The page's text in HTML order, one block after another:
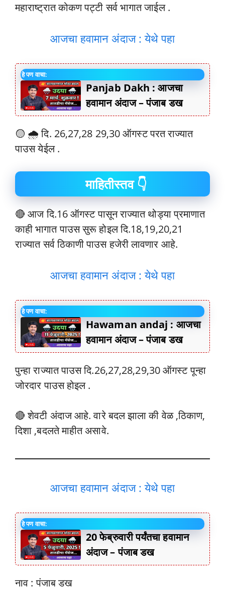
महाराष्ट्रात कोकण पट्टी सर्व भागात जाईल .
आजचा हवामान अंदाज : येथे पहा
हे पण वाचा:
Panjab Dakh : आजचा
हवामान अंदाज – पंजाब डख
🟡 🌧️ दि. 26,27,28 29,30 ऑगस्ट परत राज्यात
पाउस येईल .
माहितीस्तव 👇
🔴 आज दि.16 ऑगस्ट पासून राज्यात थोड्या प्रमाणात
काही भागात पाउस सुरू होइल दि.18,19,20,21
राज्यात सर्व ठिकाणी पाउस हजेरी लावणार आहे.
आजचा हवामान अंदाज : येथे पहा
हे पण वाचा:
Hawaman andaj : आजचा
हवामान अंदाज – पंजाब डख
पुन्हा राज्यात पाउस दि.26,27,28,29,30 ऑगस्ट पून्हा
जोरदार पाउस होइल .
🔴 शेवटी अंदाज आहे. वारे बदल झाला की वेळ ,ठिकाण,
दिशा ,बदलते माहीत असावे.
आजचा हवामान अंदाज : येथे पहा
हे पण वाचा:
20 फेब्रुवारी पर्यंतचा हवामान
अंदाज – पंजाब डख
नाव : पंजाब डख